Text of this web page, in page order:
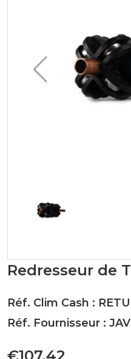
Redresseur de
Réf. Clim Cash :
Réf. Fournisseur :